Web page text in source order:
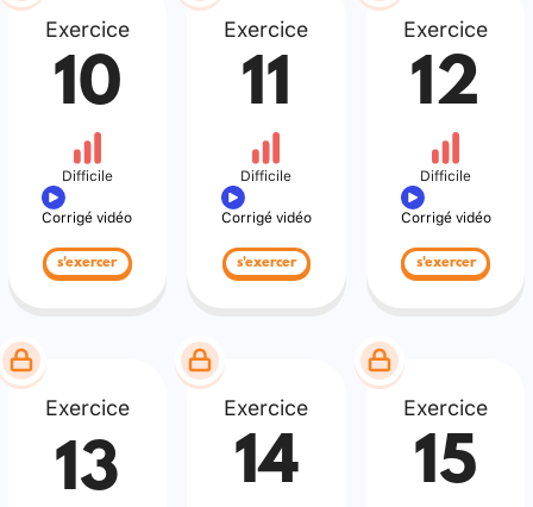
Exercice
10
Difficile
Corrigé vidéo
s'exercer
Exercice
11
Difficile
Corrigé vidéo
s'exercer
Exercice
12
Difficile
Corrigé vidéo
s'exercer
Exercice
13
Exercice
14
Exercice
15